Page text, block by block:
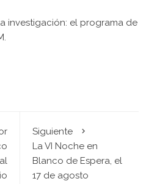
investigación: el programa de
Siguiente
La VI Noche en
Blanco de Espera, el
17 de agosto